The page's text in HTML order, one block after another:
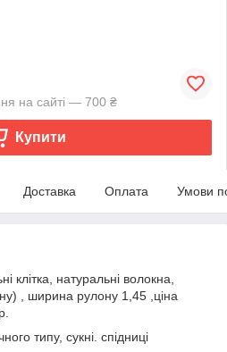
на сайті — 700 ₴
Купити
Доставка Оплата Умови
клітка, натуральні волокна,
, ширина рулону 1,45 ,ціна
типу, сукні. спідниці